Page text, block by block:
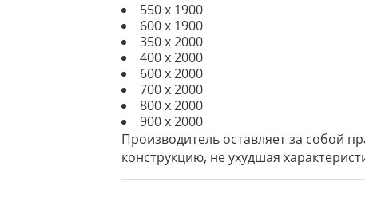
550 х 1900
600 х 1900
350 х 2000
400 х 2000
600 х 2000
700 х 2000
800 х 2000
900 х 2000
Производитель оставляет за собой
конструкцию, не ухудшая